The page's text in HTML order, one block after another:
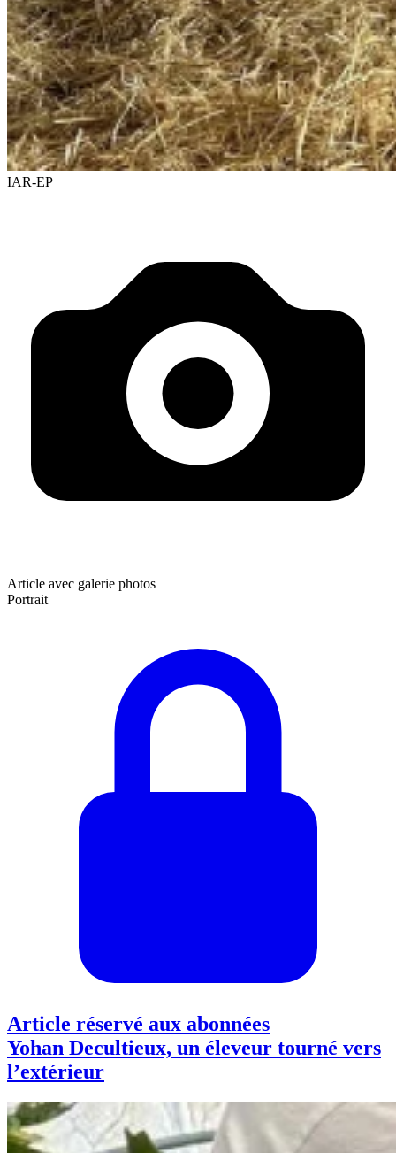
IAR-EP
Article avec galerie photos
Portrait
Article réservé aux abonnées
Yohan Decultieux, un éleveur tourné vers
l’extérieur